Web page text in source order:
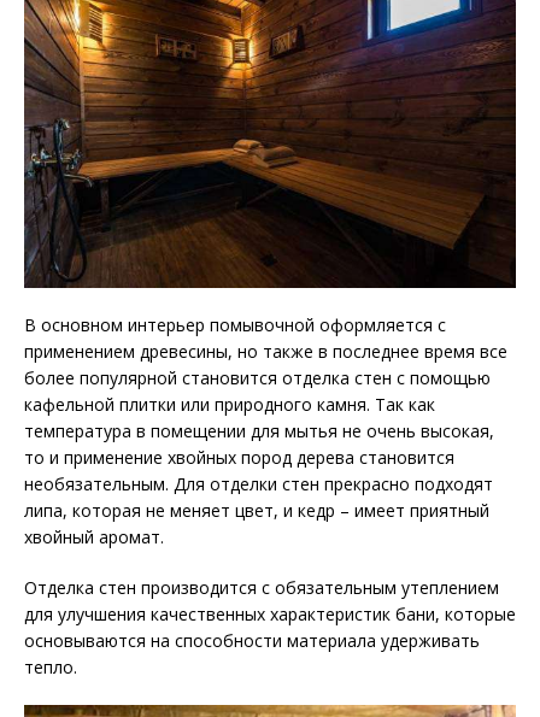
В основном интерьер помывочной оформляется с
применением древесины, но также в последнее время все
более популярной становится отделка стен с помощью
кафельной плитки или природного камня. Так как
температура в помещении для мытья не очень высокая,
то и применение хвойных пород дерева становится
необязательным. Для отделки стен прекрасно подходят
липа, которая не меняет цвет, и кедр – имеет приятный
хвойный аромат.
Отделка стен производится с обязательным утеплением
для улучшения качественных характеристик бани, которые
основываются на способности материала удерживать
тепло.